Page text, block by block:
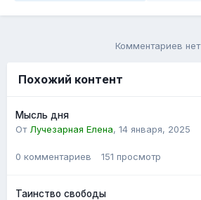
Комментариев нет
Похожий контент
Мысль дня
От Лучезарная Елена, 14 января, 2025
0 комментариев 151 просмотр
Таинство свободы